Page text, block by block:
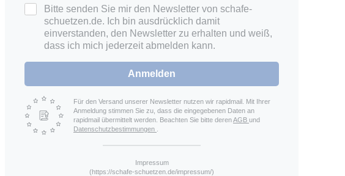
Bitte senden Sie mir den Newsletter von schafe-
schuetzen.de. Ich bin ausdrücklich damit
einverstanden, den Newsletter zu erhalten und weiß,
dass ich mich jederzeit abmelden kann.
Anmelden
Für den Versand unserer Newsletter nutzen wir rapidmail. Mit Ihrer
Anmeldung stimmen Sie zu, dass die eingegebenen Daten an
rapidmail übermittelt werden. Beachten Sie bitte derenAGB und
Datenschutzbestimmungen
Impressum
(https://schafe-schuetzen.de/impressum/)